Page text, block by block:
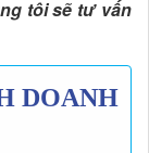
tôi sẽ tư vấn
DOANH